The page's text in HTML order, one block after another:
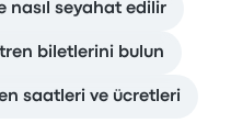
nasıl seyahat edilir
biletlerini bulun
saatleri ve ücretleri